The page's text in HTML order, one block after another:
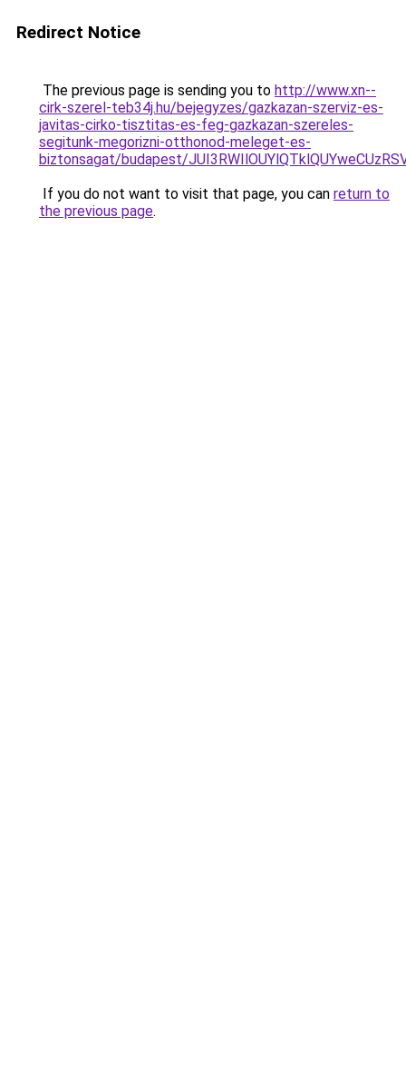
Redirect Notice
The previous page is sending you to http://www.xn--
cirk-szerel-teb34j.hu/bejegyzes/gazkazan-szerviz-es-
javitas-cirko-tisztitas-es-feg-gazkazan-szereles-
segitunk-megorizni-otthonod-meleget-es-
biztonsagat/budapest/
If you do not want to visit that page, you can return to
the previous page.